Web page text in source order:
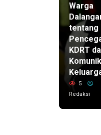
Warga
tentang
KDRT
5
Redaksi